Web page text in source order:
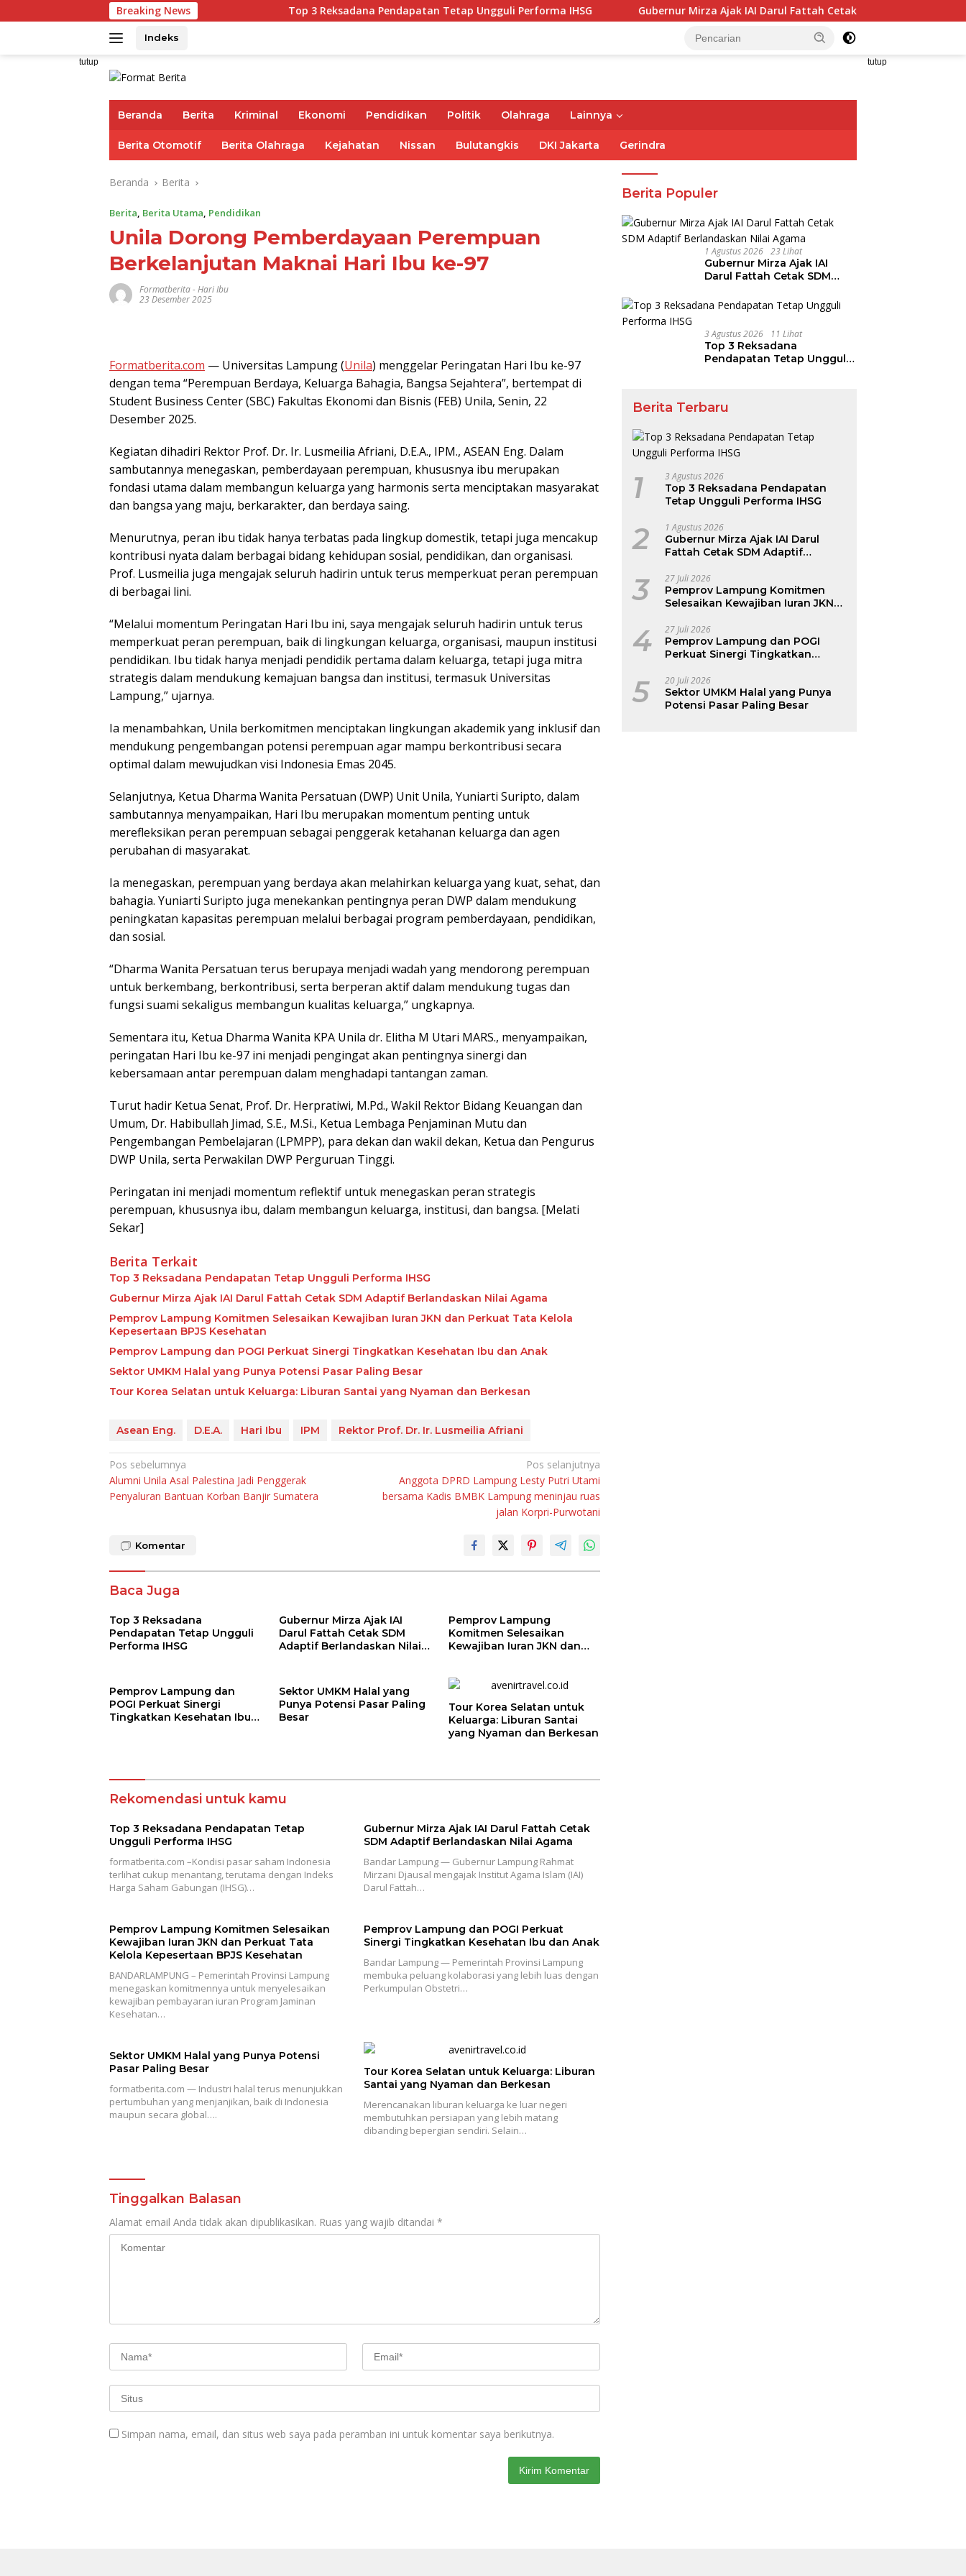
ke
Breaking News Top 3 Reksadana Pendapatan Tetap Ungguli Performa IHSG Gubernur Mirza Ajak IAI Darul Fattah Cetak SDM Adaptif Berlandaskan Nilai
Indeks
tutup tutup
Beranda Berita Kriminal Ekonomi Pendidikan Politik Olahraga Lainnya
Berita Otomotif Berita Olahraga Kejahatan Nissan Bulutangkis DKI Jakarta Gerindra
Beranda Berita
Berita, Berita Utama, Pendidikan
Unila Dorong Pemberdayaan Perempuan
Berkelanjutan Maknai Hari Ibu ke-97
Formatberita-Hari Ibu
23 Desember 2025
Formatberita.com — Universitas Lampung (Unila) menggelar Peringatan Hari Ibu ke-97
dengan tema “Perempuan Berdaya, Keluarga Bahagia, Bangsa Sejahtera”, bertempat di
Student Business Center (SBC) Fakultas Ekonomi dan Bisnis (FEB) Unila, Senin, 22
Desember 2025.
Kegiatan dihadiri Rektor Prof. Dr. Ir. Lusmeilia Afriani, D.E.A., IPM., ASEAN Eng. Dalam
sambutannya menegaskan, pemberdayaan perempuan, khususnya ibu merupakan
fondasi utama dalam membangun keluarga yang harmonis serta menciptakan masyarakat
dan bangsa yang maju, berkarakter, dan berdaya saing.
Menurutnya, peran ibu tidak hanya terbatas pada lingkup domestik, tetapi juga mencakup
kontribusi nyata dalam berbagai bidang kehidupan sosial, pendidikan, dan organisasi.
Prof. Lusmeilia juga mengajak seluruh hadirin untuk terus memperkuat peran perempuan
di berbagai lini.
“Melalui momentum Peringatan Hari Ibu ini, saya mengajak seluruh hadirin untuk terus
memperkuat peran perempuan, baik di lingkungan keluarga, organisasi, maupun institusi
pendidikan. Ibu tidak hanya menjadi pendidik pertama dalam keluarga, tetapi juga mitra
strategis dalam mendukung kemajuan bangsa dan institusi, termasuk Universitas
Lampung,” ujarnya.
Ia menambahkan, Unila berkomitmen menciptakan lingkungan akademik yang inklusif dan
mendukung pengembangan potensi perempuan agar mampu berkontribusi secara
optimal dalam mewujudkan visi Indonesia Emas 2045.
Selanjutnya, Ketua Dharma Wanita Persatuan (DWP) Unit Unila, Yuniarti Suripto, dalam
sambutannya menyampaikan, Hari Ibu merupakan momentum penting untuk
merefleksikan peran perempuan sebagai penggerak ketahanan keluarga dan agen
perubahan di masyarakat.
Ia menegaskan, perempuan yang berdaya akan melahirkan keluarga yang kuat, sehat, dan
bahagia. Yuniarti Suripto juga menekankan pentingnya peran DWP dalam mendukung
peningkatan kapasitas perempuan melalui berbagai program pemberdayaan, pendidikan,
dan sosial.
“Dharma Wanita Persatuan terus berupaya menjadi wadah yang mendorong perempuan
untuk berkembang, berkontribusi, serta berperan aktif dalam mendukung tugas dan
fungsi suami sekaligus membangun kualitas keluarga,” ungkapnya.
Sementara itu, Ketua Dharma Wanita KPA Unila dr. Elitha M Utari MARS., menyampaikan,
peringatan Hari Ibu ke-97 ini menjadi pengingat akan pentingnya sinergi dan
kebersamaan antar perempuan dalam menghadapi tantangan zaman.
Turut hadir Ketua Senat, Prof. Dr. Herpratiwi, M.Pd., Wakil Rektor Bidang Keuangan dan
Umum, Dr. Habibullah Jimad, S.E., M.Si., Ketua Lembaga Penjaminan Mutu dan
Pengembangan Pembelajaran (LPMPP), para dekan dan wakil dekan, Ketua dan Pengurus
DWP Unila, serta Perwakilan DWP Perguruan Tinggi.
Peringatan ini menjadi momentum reflektif untuk menegaskan peran strategis
perempuan, khususnya ibu, dalam membangun keluarga, institusi, dan bangsa. [Melati
Sekar]
Berita Terkait
Top 3 Reksadana Pendapatan Tetap Ungguli Performa IHSG
Gubernur Mirza Ajak IAI Darul Fattah Cetak SDM Adaptif Berlandaskan Nilai Agama
Pemprov Lampung Komitmen Selesaikan Kewajiban Iuran JKN dan Perkuat Tata Kelola
Kepesertaan BPJS Kesehatan
Pemprov Lampung dan POGI Perkuat Sinergi Tingkatkan Kesehatan Ibu dan Anak
Sektor UMKM Halal yang Punya Potensi Pasar Paling Besar
Tour Korea Selatan untuk Keluarga: Liburan Santai yang Nyaman dan Berkesan
Asean Eng. D.E.A. Hari Ibu IPM Rektor Prof. Dr. Ir. Lusmeilia Afriani
Navigasi
pos
Pos sebelumnya
Alumni Unila Asal Palestina Jadi Penggerak
Penyaluran Bantuan Korban Banjir Sumatera
Pos selanjutnya
Anggota DPRD Lampung Lesty Putri Utami
bersama Kadis BMBK Lampung meninjau ruas
jalan Korpri-Purwotani
Komentar
Baca Juga
Top 3 Reksadana
Pendapatan Tetap Ungguli
Performa IHSG
Gubernur Mirza Ajak IAI
Darul Fattah Cetak SDM
Adaptif Berlandaskan Nilai
Pemprov Lampung
Komitmen Selesaikan
Kewajiban Iuran JKN dan
Kesehatan
Pemprov Lampung dan
POGI Perkuat Sinergi
Tingkatkan Kesehatan Ibu
Sektor UMKM Halal yang
Punya Potensi Pasar Paling
Besar
Tour Korea Selatan untuk
Keluarga: Liburan Santai
yang Nyaman dan Berkesan
Rekomendasi untuk kamu
Top 3 Reksadana Pendapatan Tetap
Ungguli Performa IHSG
formatberita.com –Kondisi pasar saham Indonesia
terlihat cukup menantang, terutama dengan Indeks
Harga Saham Gabungan (IHSG)…
Gubernur Mirza Ajak IAI Darul Fattah Cetak
SDM Adaptif Berlandaskan Nilai Agama
Bandar Lampung — Gubernur Lampung Rahmat
Mirzani Djausal mengajak Institut Agama Islam (IAI)
Darul Fattah…
Pemprov Lampung Komitmen Selesaikan
Kewajiban Iuran JKN dan Perkuat Tata
Kelola Kepesertaan BPJS Kesehatan
BANDARLAMPUNG – Pemerintah Provinsi Lampung
menegaskan komitmennya untuk menyelesaikan
kewajiban pembayaran iuran Program Jaminan
Kesehatan…
Pemprov Lampung dan POGI Perkuat
Sinergi Tingkatkan Kesehatan Ibu dan Anak
Bandar Lampung — Pemerintah Provinsi Lampung
membuka peluang kolaborasi yang lebih luas dengan
Perkumpulan Obstetri…
Sektor UMKM Halal yang Punya Potensi
Pasar Paling Besar
formatberita.com — Industri halal terus menunjukkan
pertumbuhan yang menjanjikan, baik di Indonesia
maupun secara global….
Tour Korea Selatan untuk Keluarga: Liburan
Santai yang Nyaman dan Berkesan
Merencanakan liburan keluarga ke luar negeri
membutuhkan persiapan yang lebih matang
dibanding bepergian sendiri. Selain…
Tinggalkan Balasan
Alamat email Anda tidak akan dipublikasikan. Ruas yang wajib ditandai *
Simpan nama, email, dan situs web saya pada peramban ini untuk komentar saya berikutnya.
Berita Populer
1 Agustus 2026 23 Lihat
Gubernur Mirza Ajak IAI
Darul Fattah Cetak SDM
Agama
3 Agustus 2026 11 Lihat
Top 3 Reksadana
Pendapatan Tetap Ungguli
Berita Terbaru
1 3 Agustus 2026
Top 3 Reksadana Pendapatan
Tetap Ungguli Performa IHSG
2 1 Agustus 2026
Gubernur Mirza Ajak IAI Darul
Fattah Cetak SDM Adaptif
3 27 Juli 2026
Pemprov Lampung Komitmen
Selesaikan Kewajiban Iuran JKN
Kepesertaan BPJS Kesehatan
4 27 Juli 2026
Pemprov Lampung dan POGI
Perkuat Sinergi Tingkatkan
5 20 Juli 2026
Sektor UMKM Halal yang Punya
Potensi Pasar Paling Besar